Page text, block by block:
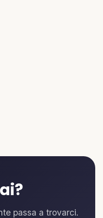
passa a trovarci.